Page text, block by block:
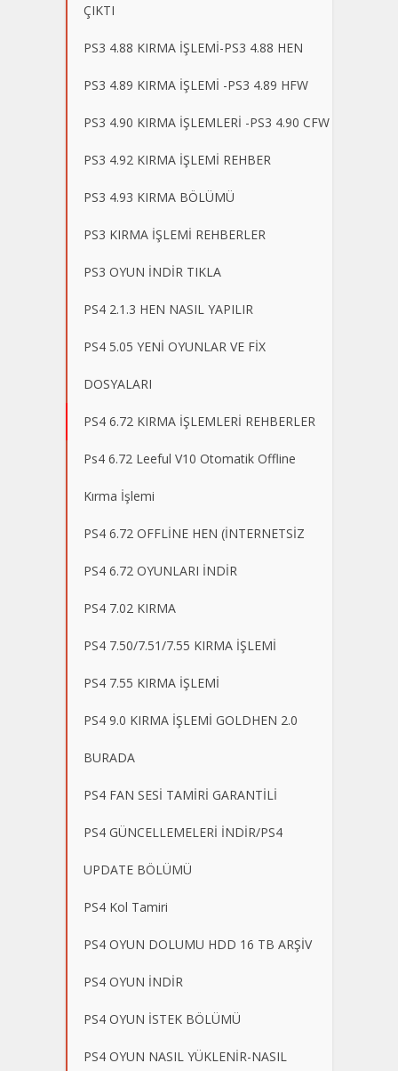
ÇIKTI
PS3 4.88 KIRMA İŞLEMİ-PS3 4.88 HEN
PS3 4.89 KIRMA İŞLEMİ -PS3 4.89 HFW
PS3 4.90 KIRMA İŞLEMLERİ -PS3 4.90 CFW
PS3 4.92 KIRMA İŞLEMİ REHBER
PS3 4.93 KIRMA BÖLÜMÜ
PS3 KIRMA İŞLEMİ REHBERLER
PS3 OYUN İNDİR TIKLA
PS4 2.1.3 HEN NASIL YAPILIR
PS4 5.05 YENİ OYUNLAR VE FİX
DOSYALARI
PS4 6.72 KIRMA İŞLEMLERİ REHBERLER
Ps4 6.72 Leeful V10 Otomatik Offline
Kırma İşlemi
PS4 6.72 OFFLİNE HEN (İNTERNETSİZ
PS4 6.72 OYUNLARI İNDİR
PS4 7.02 KIRMA
PS4 7.50/7.51/7.55 KIRMA İŞLEMİ
PS4 7.55 KIRMA İŞLEMİ
PS4 9.0 KIRMA İŞLEMİ GOLDHEN 2.0
BURADA
PS4 FAN SESİ TAMİRİ GARANTİLİ
PS4 GÜNCELLEMELERİ İNDİR/PS4
UPDATE BÖLÜMÜ
PS4 Kol Tamiri
PS4 OYUN DOLUMU HDD 16 TB ARŞİV
PS4 OYUN İNDİR
PS4 OYUN İSTEK BÖLÜMÜ
PS4 OYUN NASIL YÜKLENİR-NASIL